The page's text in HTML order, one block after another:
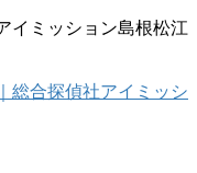
イミッション島根松江